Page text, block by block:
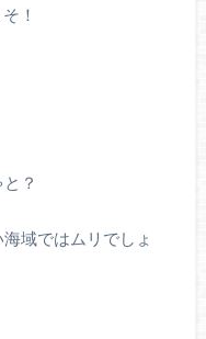
！
？
域ではムリでしょ